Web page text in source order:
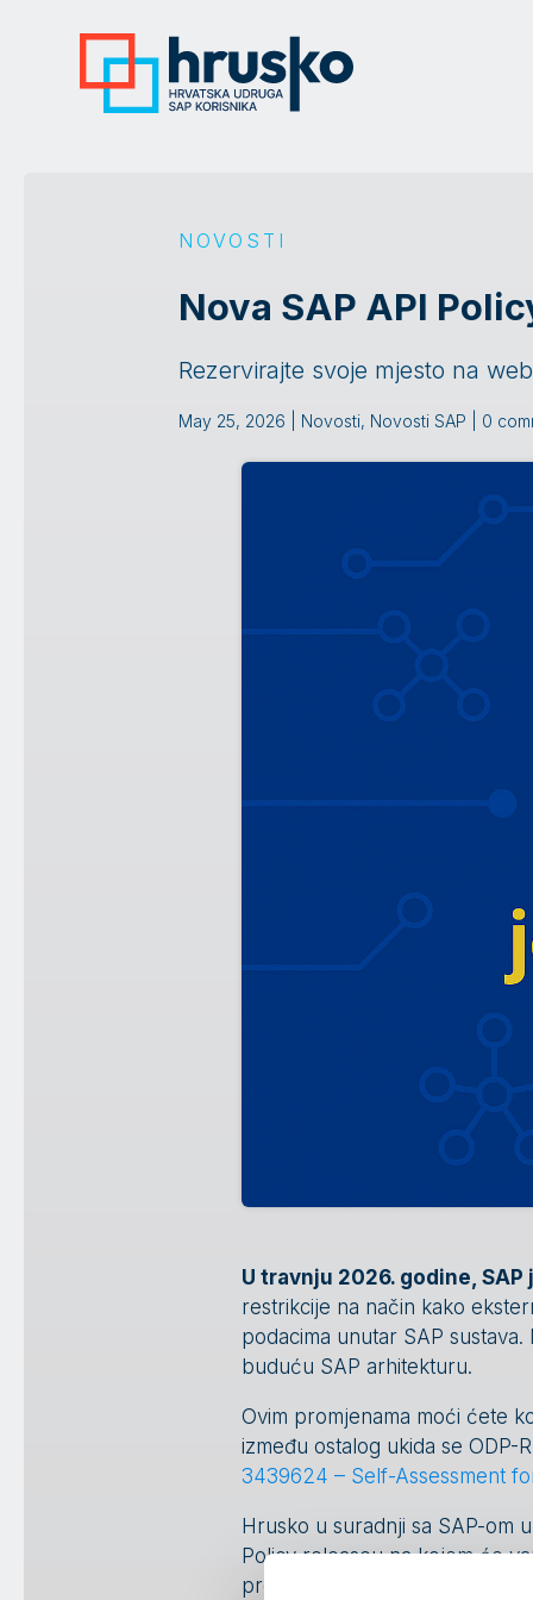
NOVOSTI
Nova SAP API
Rezervirajte svoje mjesto na
May 25, 2026 Novosti, Novosti SAP 0
U travnju 2026. godine,
restrikcije na način kako
podacima unutar SAP
buduću SAP arhitekturu.
Ovim promjenama moći ćete
između ostalog ukida se ODP-
3439624 – Self-Assessment
Hrusko u suradnji sa SAP-om u
Policy releaseu na kojem će
prezentirati će stručnjaci iz